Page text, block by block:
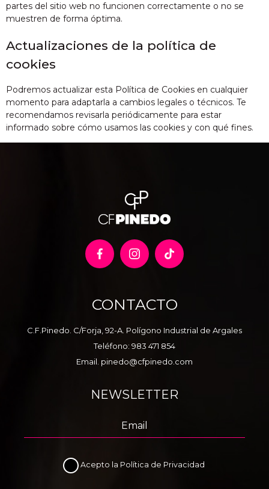
partes del sitio web no funcionen correctamente o no se
muestren de forma óptima.
Actualizaciones de la política de
cookies
Podremos actualizar esta Política de Cookies en cualquier
momento para adaptarla a cambios legales o técnicos. Te
recomendamos revisarla periódicamente para estar
informado sobre cómo usamos las cookies y con qué fines.
CONTACTO
C.F.Pinedo. C/Forja, 92-A. Polígono Industrial de Argales
Teléfono: 983 471 854
Email. pinedo@cfpinedo.com
NEWSLETTER
Acepto la Política de Privacidad